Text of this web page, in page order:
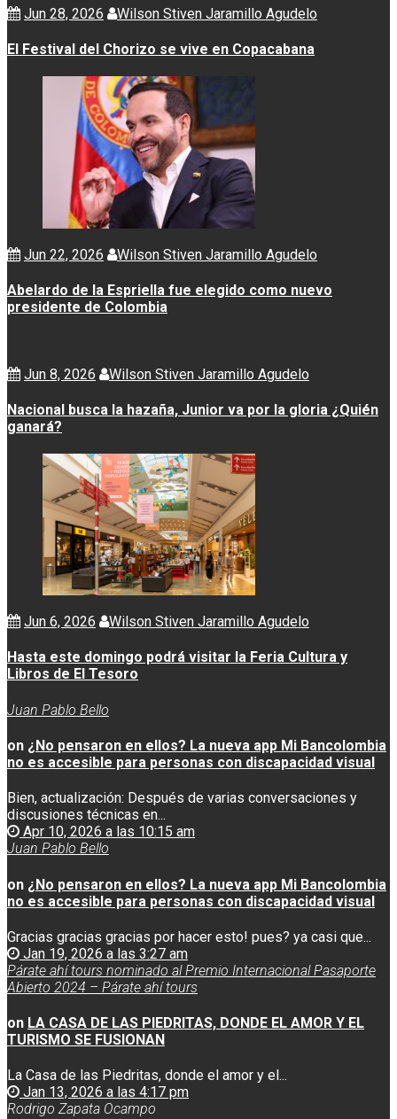
Jun 28, 2026 Wilson Stiven Jaramillo Agudelo
El Festival del Chorizo se vive en Copacabana
Jun 22, 2026 Wilson Stiven Jaramillo Agudelo
Abelardo de la Espriella fue elegido como nuevo
presidente de Colombia
Jun 8, 2026 Wilson Stiven Jaramillo Agudelo
Nacional busca la hazaña, Junior va por la gloria ¿Quién
ganará?
Jun 6, 2026 Wilson Stiven Jaramillo Agudelo
Hasta este domingo podrá visitar la Feria Cultura y
Libros de El Tesoro
Juan Pablo Bello
on ¿No pensaron en ellos? La nueva app Mi Bancolombia
no es accesible para personas con discapacidad visual
Bien, actualización: Después de varias conversaciones y
discusiones técnicas en...
Apr 10, 2026 a las 10:15 am
Juan Pablo Bello
on ¿No pensaron en ellos? La nueva app Mi Bancolombia
no es accesible para personas con discapacidad visual
Gracias gracias gracias por hacer esto! pues? ya casi que...
Jan 19, 2026 a las 3:27 am
Párate ahí tours nominado al Premio Internacional Pasaporte
Abierto 2024 – Párate ahí tours
on LA CASA DE LAS PIEDRITAS, DONDE EL AMOR Y EL
TURISMO SE FUSIONAN
La Casa de las Piedritas, donde el amor y el...
Jan 13, 2026 a las 4:17 pm
Rodrigo Zapata Ocampo